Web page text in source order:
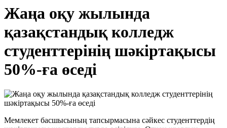
Жаңа оқу жылында
қазақстандық колледж
студенттерінің шәкіртақысы
50%-ға өседі
Мемлекет басшысының тапсырмасына сәйкес студенттердің